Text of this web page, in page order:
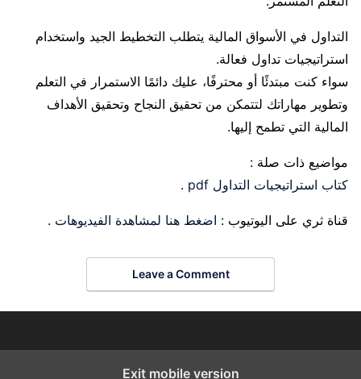
التداول في الأسواق المالية يتطلب التخطيط الجيد واستخدام
استراتيجيات تداول فعالة.
سواء كنت مبتدئًا أو محترفًا، عليك دائمًا الاستمرار في التعلم
وتطوير مهاراتك لتتمكن من تحقيق النجاح وتحقيق الأهداف
المالية التي تطمح إليها.
مواضيع ذات صلة :
كتاب استراتيجيات التداول pdf
.
قناة ثري على اليوتيوب : اضغط هنا لمشاهدة الفيديوهات .
Leave a Comment
Exit mobile version